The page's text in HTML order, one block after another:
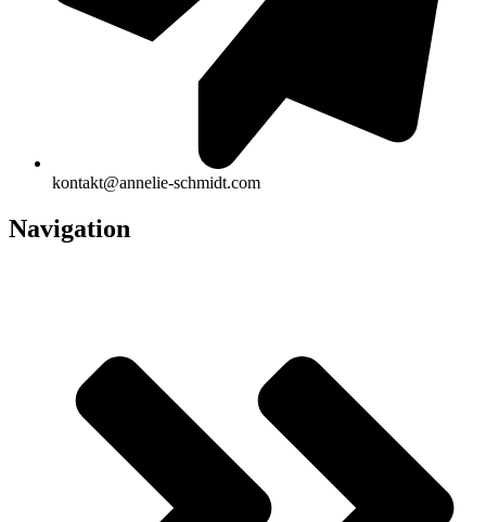
kontakt@annelie-schmidt.com
Navigation